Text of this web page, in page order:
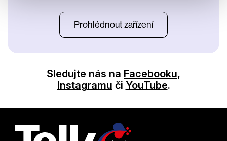
Prohlédnout zařízení
Sledujte nás na Facebooku,
Instagramu či YouTube.